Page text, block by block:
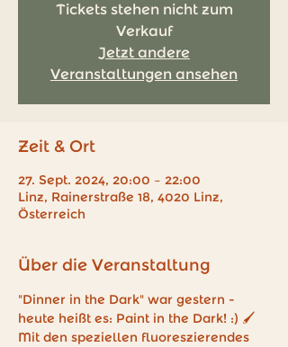
Tickets stehen nicht zum
Verkauf
Jetzt andere
Veranstaltungen ansehen
Zeit & Ort
27. Sept. 2024, 20:00 – 22:00
Linz, Rainerstraße 18, 4020 Linz,
Österreich
Über die Veranstaltung
"Dinner in the Dark" war gestern -
heute heißt es: Paint in the Dark! :) 🖌️
Mit den speziellen fluoreszierendes